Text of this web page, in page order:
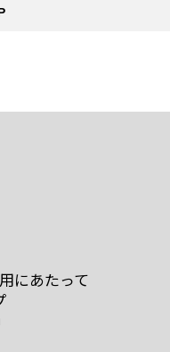
にあたって